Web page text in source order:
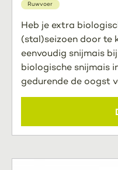
Ruwvoer
Heb je extra
(stal)seizoen door te
eenvoudig snijmais
biologische snijmais
gedurende de oogst